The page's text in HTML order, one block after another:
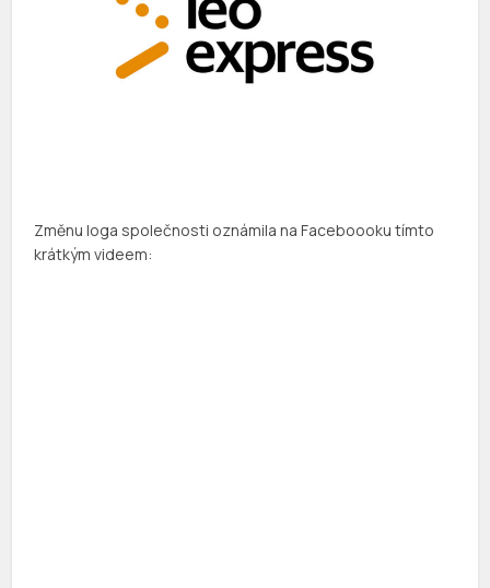
Změnu loga společnosti oznámila na Faceboooku tímto
krátkým videem: